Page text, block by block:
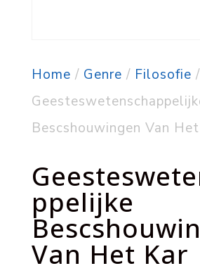
Home / Genre / Filosofie /
Bescshouwingen Van
ppelijke
Van Het Kar